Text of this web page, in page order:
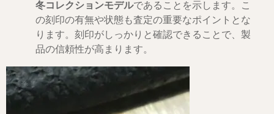
冬コレクションモデルであることを示します。こ
の刻印の有無や状態も査定の重要なポイントとな
ります。刻印がしっかりと確認できることで、製
品の信頼性が高まります。